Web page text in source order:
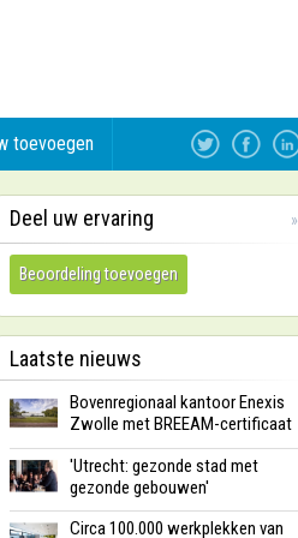
toevoegen
Deel uw ervaring »
Beoordeling toevoegen
Laatste nieuws
Bovenregionaal kantoor Enexis
Zwolle met BREEAM-certificaat
'Utrecht: gezonde stad met
gezonde gebouwen'
Circa 100.000 werkplekken van